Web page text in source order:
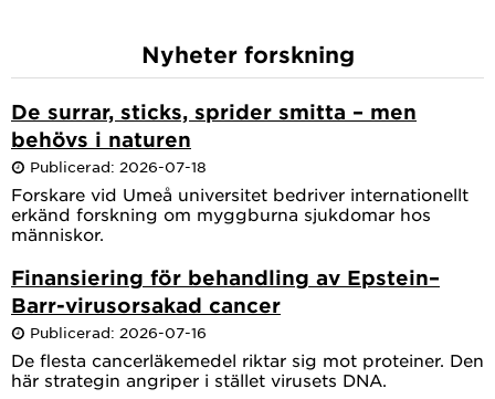
Nyheter forskning
De surrar, sticks, sprider smitta – men
behövs i naturen
Publicerad: 2026-07-18
Forskare vid Umeå universitet bedriver internationellt
erkänd forskning om myggburna sjukdomar hos
människor.
Finansiering för behandling av Epstein–
Barr-virusorsakad cancer
Publicerad: 2026-07-16
De flesta cancerläkemedel riktar sig mot proteiner. Den
här strategin angriper i stället virusets DNA.